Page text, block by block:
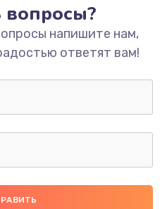
карбюратора
руб.
трубки
руб.
вопросы?
напишите нам,
ответят вам!